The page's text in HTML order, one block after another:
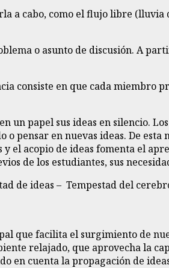
a cabo, como el flujo libre
o asunto de discusión. A
consiste en que cada miembro
un papel sus ideas en silencio.
pensar en nuevas ideas. De
el acopio de ideas fomenta el
de los estudiantes, sus
de ideas – Tempestad del
que facilita el surgimiento de
relajado, que aprovecha la
en cuenta la propagación de